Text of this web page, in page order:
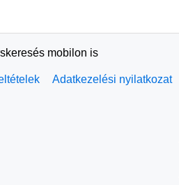
mobilon is
Adatkezelési nyilatkozat